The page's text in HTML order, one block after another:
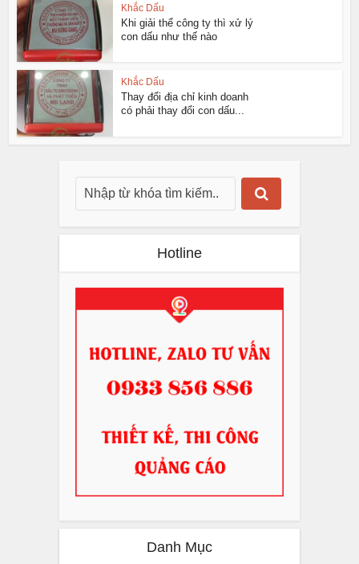
Khắc Dấu
Khi giải thể công ty thì xử lý
con dấu như thế nào
Khắc Dấu
Thay đổi địa chỉ kinh doanh
có phải thay đổi con dấu...
Hotline
Danh Mục